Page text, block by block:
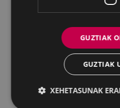
instalazioen sortzea,
mantentzea, jabari
obra pribatuak
Zerbitzuak: bide
(txosnak, kale-salmenta,
materialak lagatzea,
ekipamenduak,
GUZTIAK
GUZTIAK
XEHETASUNAK